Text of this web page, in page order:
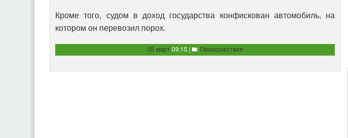
Кроме того, судом в доход государства конфискован автомобиль, на
котором он перевозил порох.
05 март09:15 | : Происшествия